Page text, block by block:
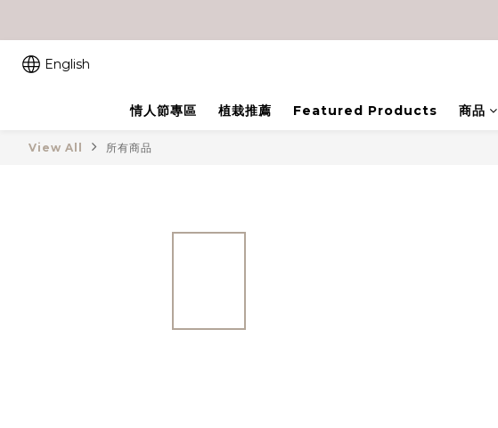
English
情人節專區 植栽推薦 Featured Products 商品
View All 所有商品